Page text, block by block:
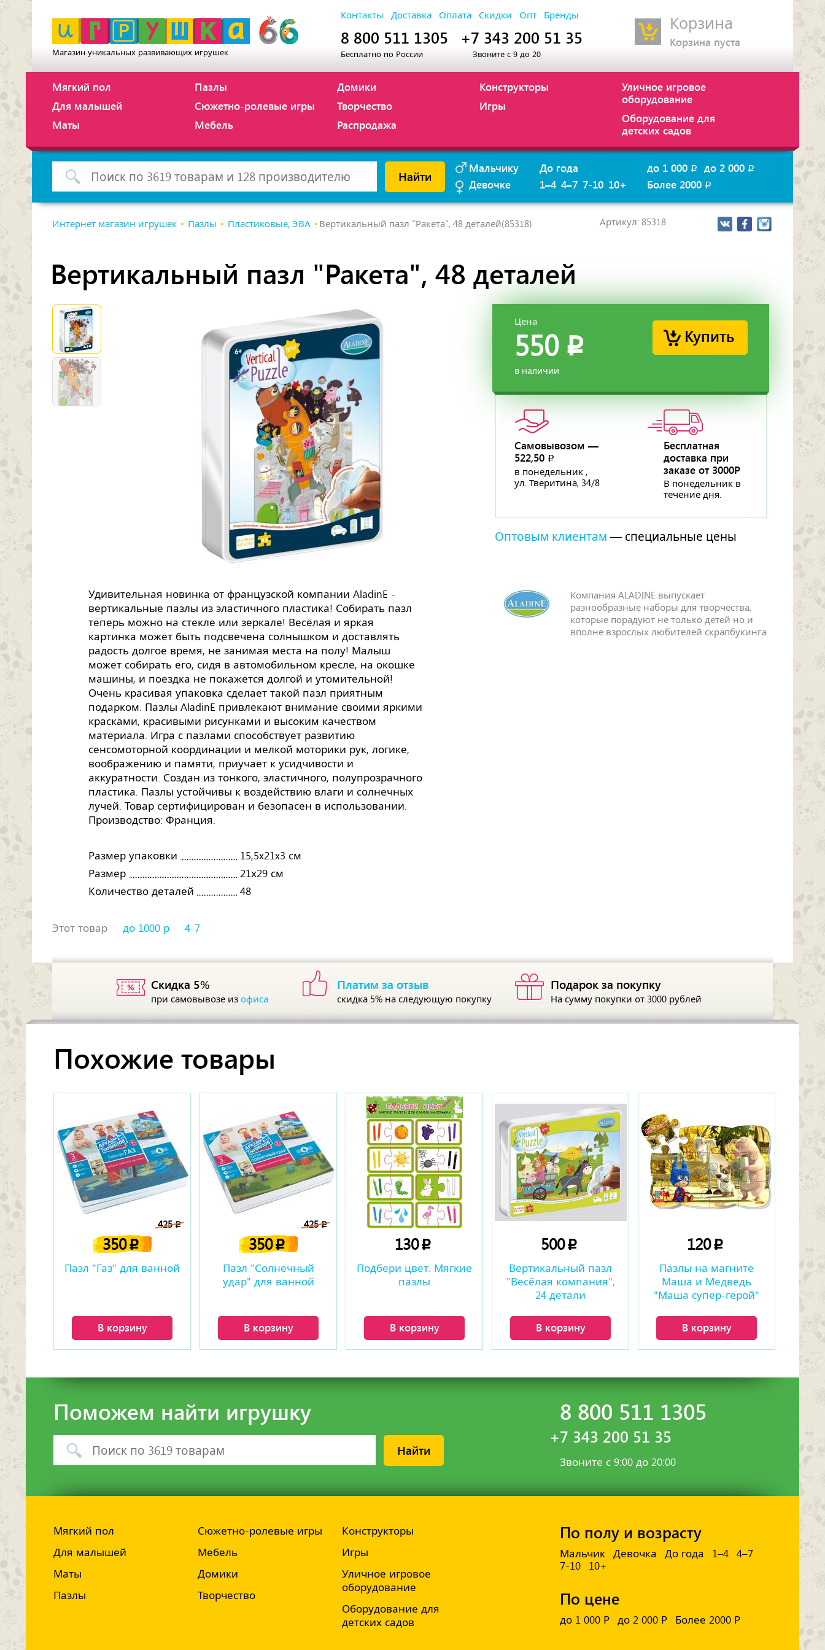
Корзина
Корзина пуста
Магазин уникальных развивающих игрушек
Контакты Доставка Оплата Скидки Опт Бренды
8 800 511 1305
Бесплатно по России
+7 343 200 51 35
Звоните с 9 до 20
Мягкий пол
Для малышей
Маты
Пазлы
Сюжетно-ролевые игры
Мебель
Домики
Творчество
Распродажа
Конструкторы
Игры
Уличное игровое
оборудование
Оборудование для
детских садов
Мальчику
Девочке
До года
1–4 4–7 7-10 10+
до 1 000 p до 2 000 p
Более 2000 p
Найти
Артикул: 85318
Интернет магазин игрушек Пазлы Пластиковые, ЭВА Вертикальный пазл "Ракета", 48 деталей(85318)
Вертикальный пазл "Ракета", 48 деталей
Купить
Цена
550 p
в наличии
Самовывозом —
522,50 p
в понедельник ,
ул. Тверитина, 34/8
Бесплатная
доставка при
заказе от 3000Р
В понедельник в
течение дня.
Оптовым клиентам — специальные цены
Удивительная новинка от французской компании AladinE -
вертикальные пазлы из эластичного пластика! Собирать пазл
теперь можно на стекле или зеркале! Весёлая и яркая
картинка может быть подсвечена солнышком и доставлять
радость долгое время, не занимая места на полу! Малыш
может собирать его, сидя в автомобильном кресле, на окошке
машины, и поездка не покажется долгой и утомительной!
Очень красивая упаковка сделает такой пазл приятным
подарком. Пазлы AladinE привлекают внимание своими яркими
красками, красивыми рисунками и высоким качеством
материала. Игра с пазлами способствует развитию
сенсомоторной координации и мелкой моторики рук, логике,
воображению и памяти, приучает к усидчивости и
аккуратности. Создан из тонкого, эластичного, полупрозрачного
пластика. Пазлы устойчивы к воздействию влаги и солнечных
лучей. Товар сертифицирован и безопасен в использовании.
Производство: Франция.
Размер упаковки
15,5x21x3 см
Размер
21х29 см
Количество деталей
48
Компания ALADINE выпускает
разнообразные наборы для творчества,
которые порадуют не только детей но и
вполне взрослых любителей скрапбукинга
Этот товар до 1000 р 4-7
Скидка 5%
при самовывозе изофиса
Платим за отзыв
скидка 5% на следующую покупку
Подарок за покупку
На сумму покупки от 3000 рублей
Похожие товары
425p
350p
Пазл "Газ" для ванной
В корзину
425p
350p
Пазл "Солнечный
удар" для ванной
В корзину
130p
Подбери цвет. Мягкие
пазлы
В корзину
500p
Вертикальный пазл
"Весёлая компания",
24 детали
В корзину
120p
Пазлы на магните
Маша и Медведь
"Маша супер-герой"
В корзину
8 800 511 1305
+7 343 200 51 35
Звоните с 9:00 до 20:00
Поможем найти игрушку
Найти
По полу и возрасту
Мальчик Девочка До года 1–4
4–7
7-10
10+
По цене
до 1 000 Р до 2 000 Р Более 2000 Р
Мягкий пол
Для малышей
Маты
Пазлы
Сюжетно-ролевые игры
Мебель
Домики
Творчество
Конструкторы
Игры
Уличное игровое
оборудование
Оборудование для
детских садов